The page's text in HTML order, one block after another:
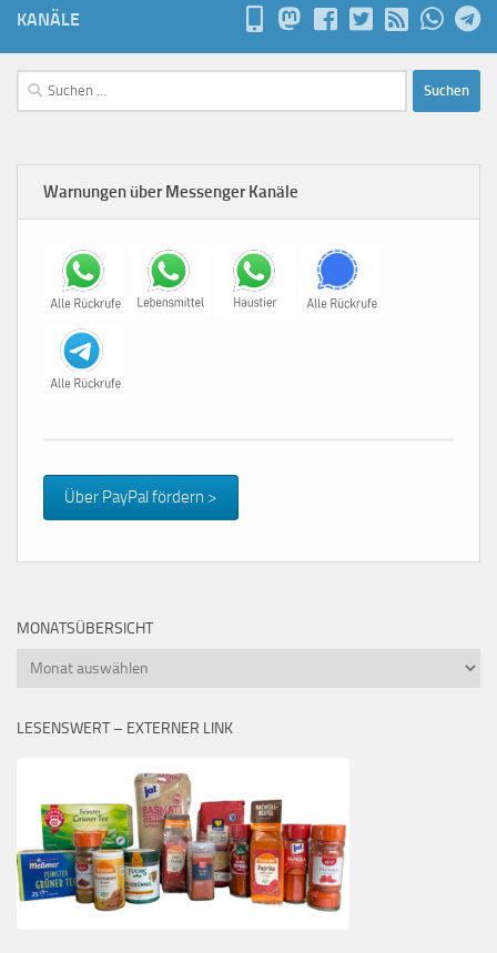
KANÄLE
Suchen
nach:
Warnungen über Messenger Kanäle
Über PayPal fördern >
MONATSÜBERSICHT
Monatsübersicht
LESENSWERT – EXTERNER LINK